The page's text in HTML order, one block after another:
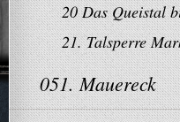
20 Das Queistal
21. Talsperre
051. Mauereck